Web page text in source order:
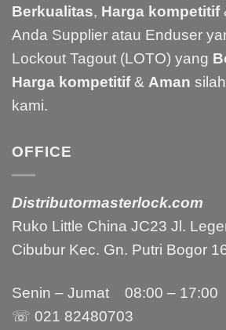
Berkualitas, Harga kompetitif
Anda Supplier atau Enduser
Lockout Tagout (LOTO) yang
Harga kompetitif& Aman
kami.
OFFICE
Distributormasterlock.com
Ruko Little China JC23 Jl.
Cibubur Kec. Gn. Putri Bogor
Senin – Jumat 08:00 – 17:00
☏ 021 82480703